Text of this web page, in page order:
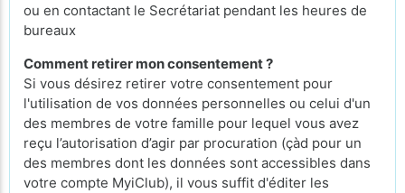
ou en contactant le Secrétariat pendant les heures de
bureaux
Comment retirer mon consentement ?
Si vous désirez retirer votre consentement pour
l'utilisation de vos données personnelles ou celui d'un
des membres de votre famille pour lequel vous avez
reçu l’autorisation d’agir par procuration (çàd pour un
des membres dont les données sont accessibles dans
votre compte MyiClub), il vous suffit d'éditer les